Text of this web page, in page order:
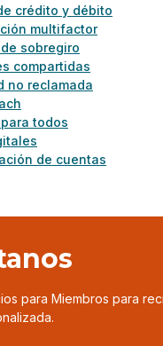
crédito y débito
multifactor
sobregiro
compartidas
no reclamada
todos
de cuentas
para Miembros para